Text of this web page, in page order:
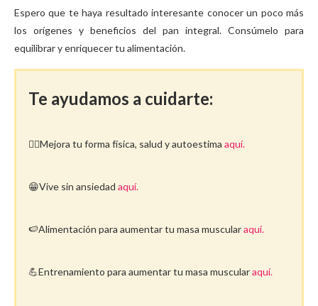
Espero que te haya resultado interesante conocer un poco más
los orígenes y beneficios del pan integral. Consúmelo para
equilibrar y enriquecer tu alimentación.
Te ayudamos a cuidarte:
🤸‍♀️Mejora tu forma física, salud y autoestima aquí.
😁Vive sin ansiedad aquí.
🍉Alimentación para aumentar tu masa muscularaquí.
💪Entrenamiento para aumentar tu masa muscularaquí.